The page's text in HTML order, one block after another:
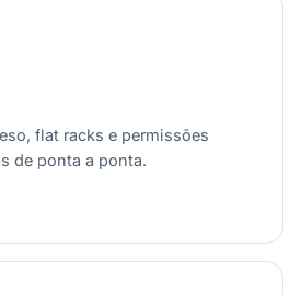
flat racks e permissões
de ponta a ponta.